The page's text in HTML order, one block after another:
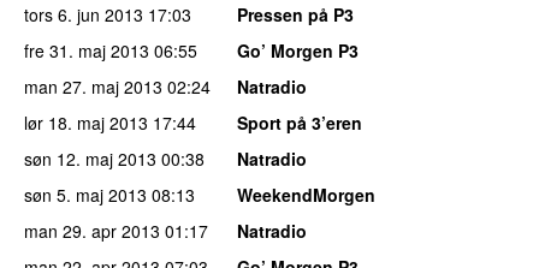
tors 6. jun 2013 17:03
Pressen på P3
fre 31. maj 2013 06:55
Go’ Morgen P3
man 27. maj 2013 02:24
Natradio
lør 18. maj 2013 17:44
Sport på 3’eren
søn 12. maj 2013 00:38
Natradio
søn 5. maj 2013 08:13
WeekendMorgen
man 29. apr 2013 01:17
Natradio